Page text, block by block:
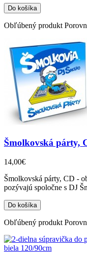
Obľúbený produkt
Šmolkovská párty,
14,00€
Šmolkovská párty, CD -
pozývajú spoločne s DJ
Obľúbený produkt